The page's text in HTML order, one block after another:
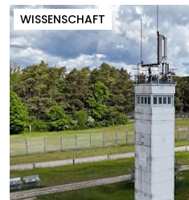
WISSENSCHAFT